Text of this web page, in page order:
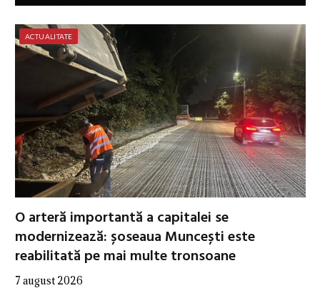
ACTUALITATE
O arteră importantă a capitalei se
modernizează: șoseaua Muncești este
reabilitată pe mai multe tronsoane
7 august 2026